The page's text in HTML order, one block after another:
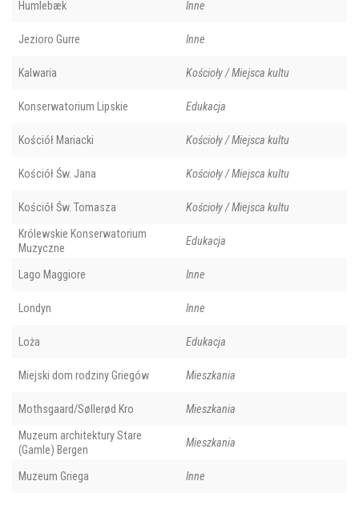
Humlebæk Inne
Jezioro Gurre Inne
Kalwaria Kościoły / Miejsca kultu
Konserwatorium Lipskie Edukacja
Kościół Mariacki Kościoły / Miejsca kultu
Kościół Św. Jana Kościoły / Miejsca kultu
Kościół Św. Tomasza Kościoły / Miejsca kultu
Królewskie Konserwatorium
Muzyczne
Edukacja
Lago Maggiore Inne
Londyn Inne
Loża Edukacja
Miejski dom rodziny Griegów Mieszkania
Mothsgaard/Søllerød Kro Mieszkania
Muzeum architektury Stare
(Gamle) Bergen
Mieszkania
Muzeum Griega Inne